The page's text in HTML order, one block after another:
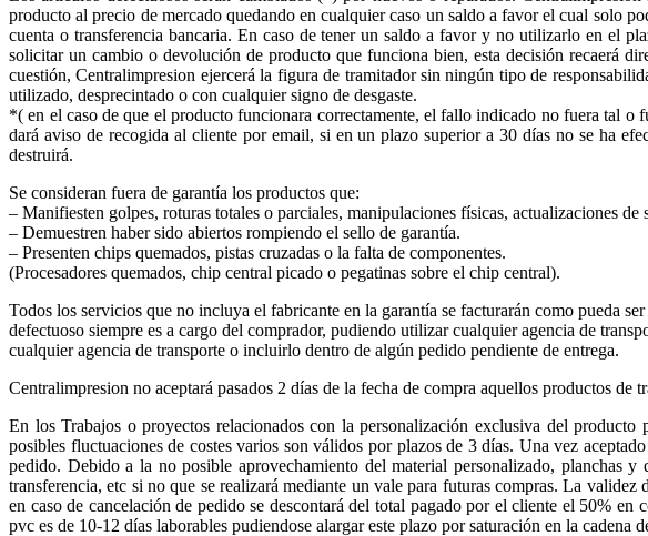
producto al precio de mercado quedando en cualquier caso un saldo a favor el cual solo
cuenta o transferencia bancaria. En caso de tener un saldo a favor y no utilizarlo en el
solicitar un cambio o devolución de producto que funciona bien, esta decisión recaerá
cuestión, Centralimpresion ejercerá la figura de tramitador sin ningún tipo de
utilizado, desprecintado o con cualquier signo de desgaste.
*( en el caso de que el producto funcionara correctamente, el fallo indicado no fuera tal o
dará aviso de recogida al cliente por email, si en un plazo superior a 30 días no se ha
destruirá.
Se consideran fuera de garantía los productos que:
– Manifiesten golpes, roturas totales o parciales, manipulaciones físicas, actualizaciones
– Demuestren haber sido abiertos rompiendo el sello de garantía.
– Presenten chips quemados, pistas cruzadas o la falta de componentes.
(Procesadores quemados, chip central picado o pegatinas sobre el chip central).
Todos los servicios que no incluya el fabricante en la garantía se facturarán como pueda
defectuoso siempre es a cargo del comprador, pudiendo utilizar cualquier agencia de
cualquier agencia de transporte o incluirlo dentro de algún pedido pendiente de entrega.
Centralimpresion no aceptará pasados 2 días de la fecha de compra aquellos productos
En los Trabajos o proyectos relacionados con la personalización exclusiva del
posibles fluctuaciones de costes varios son válidos por plazos de 3 días. Una vez
pedido. Debido a la no posible aprovechamiento del material personalizado, planchas
transferencia, etc si no que se realizará mediante un vale para futuras compras. La
en caso de cancelación de pedido se descontará del total pagado por el cliente el 50%
pvc es de 10-12 días laborables pudiendose alargar este plazo por saturación en la cadena